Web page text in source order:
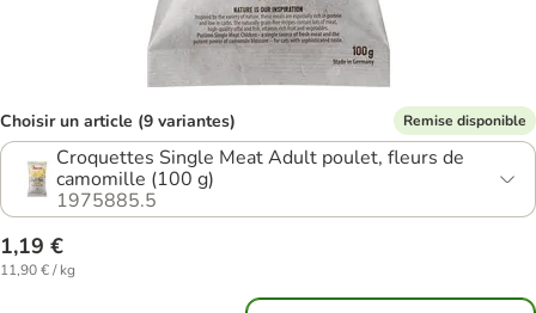
Choisir un article (9 variantes) Remise disponible
Croquettes Single Meat Adult poulet, fleurs de
camomille (100 g)
1975885.5
1,19 €
11,90 € / kg